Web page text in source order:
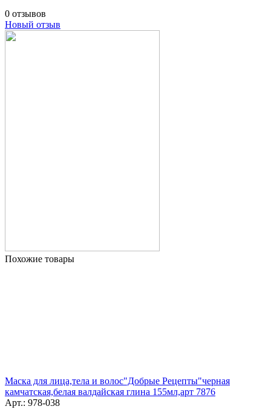
0 отзывов
Новый отзыв
Похожие товары
Маска для лица,тела и волос"Добрые Рецепты"черная
камчатская,белая валдайская глина 155мл,арт 7876
Арт.: 978-038